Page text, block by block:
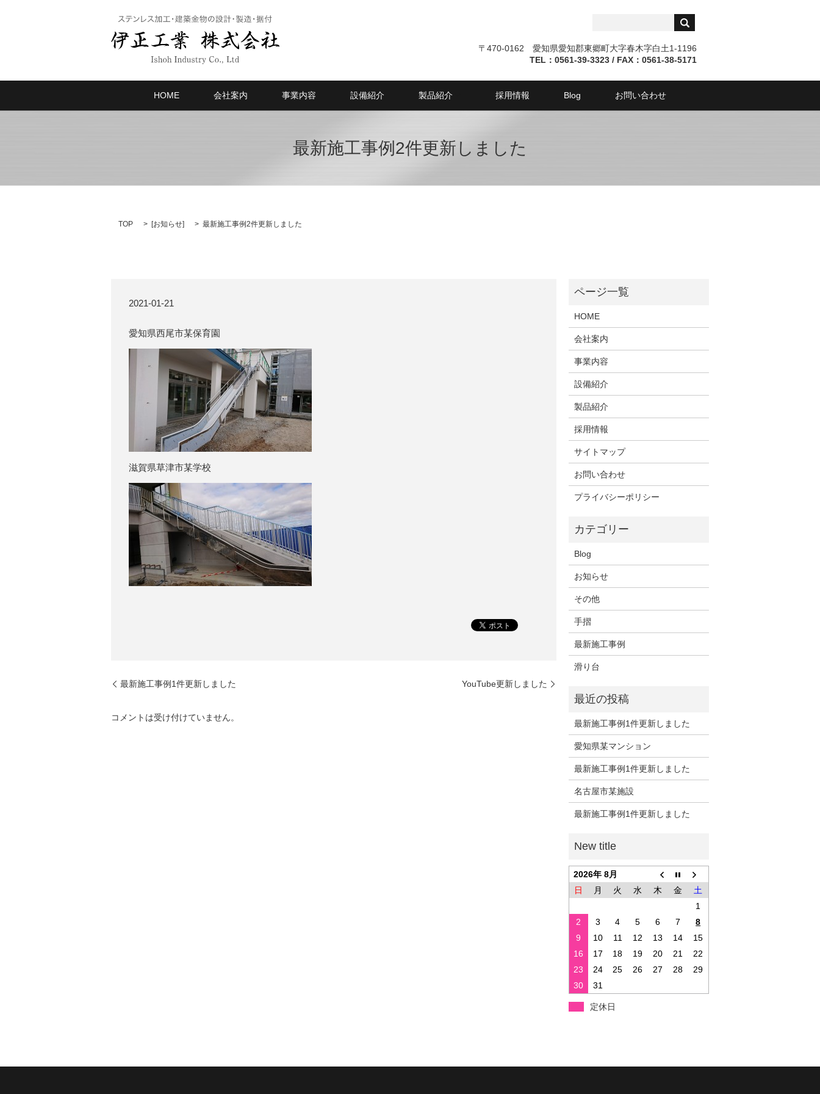
〒470-0162 愛知県愛知郡東郷町大字春木字白土1-1196
TEL：0561-39-3323 / FAX：0561-38-5171
HOME 会社案内 事業内容 設備紹介 製品紹介 採用情報 Blog お問い合わせ
最新施工事例2件更新しました
TOP [お知らせ] 最新施工事例2件更新しました
2021-01-21
愛知県西尾市某保育園
滋賀県草津市某学校
最新施工事例1件更新しました YouTube更新しました
コメントは受け付けていません。
HOME
会社案内
事業内容
設備紹介
製品紹介
採用情報
サイトマップ
お問い合わせ
プライバシーポリシー
Blog
お知らせ
その他
手摺
最新施工事例
滑り台
最新施工事例1件更新しました
愛知県某マンション
最新施工事例1件更新しました
名古屋市某施設
最新施工事例1件更新しました
2026年 8月
日
月 火 水 木 金
土
1
2
3 4 5 6 7
8
9
10 11 12 13 14
15
16
17 18 19 20 21
22
23
24 25 26 27 28
29
30
31
定休日